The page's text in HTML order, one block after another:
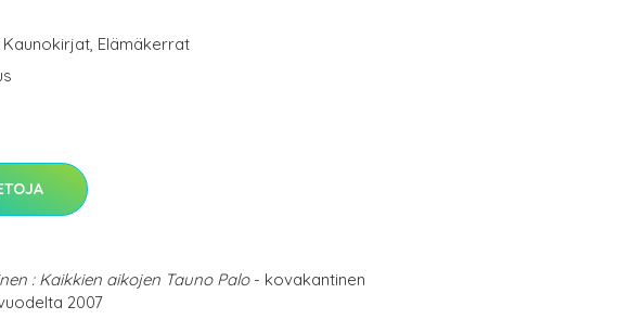
Kaunokirjat, Elämäkerrat
: Kaikkien aikojen Tauno Palo- kovakantinen
2007